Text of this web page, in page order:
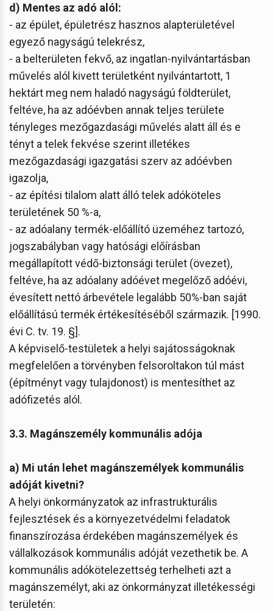
d) Mentes az adó alól:
- az épület, épületrész hasznos alapterületével
egyező nagyságú telekrész,
- a belterületen fekvő, az ingatlan-nyilvántartásban
művelés alól kivett területként nyilvántartott, 1
hektárt meg nem haladó nagyságú földterület,
feltéve, ha az adóévben annak teljes területe
tényleges mezőgazdasági művelés alatt áll és e
tényt a telek fekvése szerint illetékes
mezőgazdasági igazgatási szerv az adóévben
igazolja,
- az építési tilalom alatt álló telek adóköteles
területének 50 %-a,
- az adóalany termék-előállító üzeméhez tartozó,
jogszabályban vagy hatósági előírásban
megállapított védő-biztonsági terület (övezet),
feltéve, ha az adóalany adóévet megelőző adóévi,
évesített nettó árbevétele legalább 50%-ban saját
előállítású termék értékesítéséből származik. [1990.
évi C. tv. 19. §].
A képviselő-testületek a helyi sajátosságoknak
megfelelően a törvényben felsoroltakon túl mást
(építményt vagy tulajdonost) is mentesíthet az
adófizetés alól.
3.3. Magánszemély kommunális adója
a) Mi után lehet magánszemélyek kommunális
adóját kivetni?
A helyi önkormányzatok az infrastrukturális
fejlesztések és a környezetvédelmi feladatok
finanszírozása érdekében magánszemélyek és
vállalkozások kommunális adóját vezethetik be. A
kommunális adókötelezettség terhelheti azt a
magánszemélyt, aki az önkormányzat illetékességi
területén: